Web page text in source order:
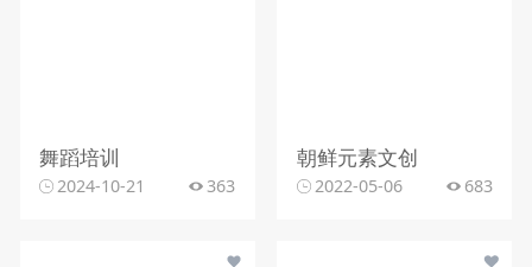
舞蹈培训
2024-10-21 363
朝鲜元素文创
2022-05-06 683